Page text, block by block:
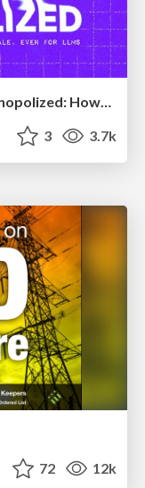
The AI Revolution Will Not Be Monopolized: How open-source beats economies of scale, even for LLMs
3 3.7k
72 12k